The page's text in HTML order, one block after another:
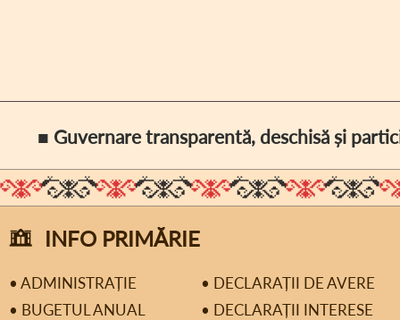
■ Guvernare transparentă, deschisă și
INFO PRIMĂRIE
• ADMINISTRAȚIE
• DECLARAȚII DE AVERE
• BUGETUL ANUAL
• DECLARAȚII INTERESE